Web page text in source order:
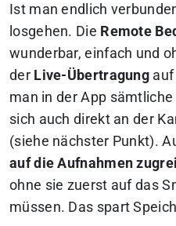
Ist man endlich
losgehen. Die Remote
wunderbar, einfach und
der Live-Übertragung
man in der App
sich auch direkt an der
(siehe nächster Punkt).
auf die Aufnahmen
ohne sie zuerst auf das
müssen. Das spart